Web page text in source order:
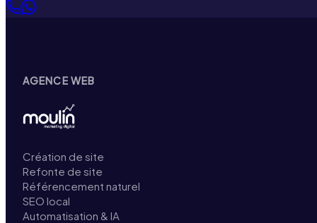
AGENCE WEB
Création de site
Refonte de site
Référencement naturel
SEO local
Automatisation & IA